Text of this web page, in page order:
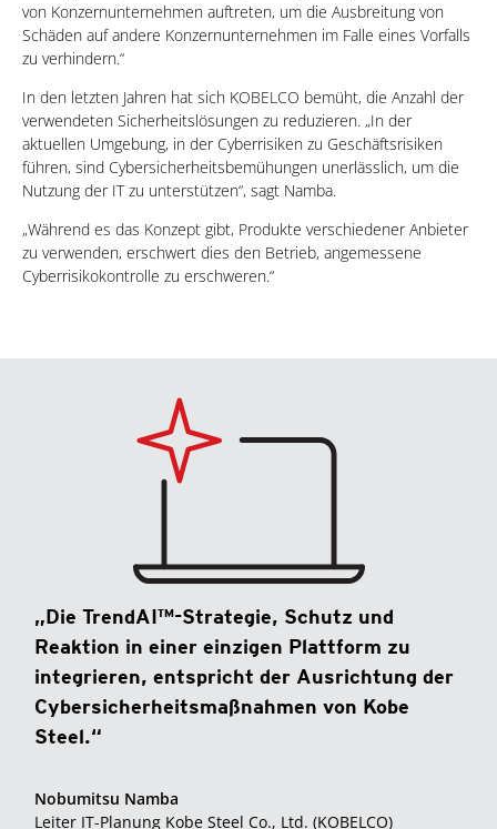
von Konzernunternehmen auftreten, um die Ausbreitung von
Schäden auf andere Konzernunternehmen im Falle eines Vorfalls
zu verhindern.“
In den letzten Jahren hat sich KOBELCO bemüht, die Anzahl der
verwendeten Sicherheitslösungen zu reduzieren. „In der
aktuellen Umgebung, in der Cyberrisiken zu Geschäftsrisiken
führen, sind Cybersicherheitsbemühungen unerlässlich, um die
Nutzung der IT zu unterstützen“, sagt Namba.
„Während es das Konzept gibt, Produkte verschiedener Anbieter
zu verwenden, erschwert dies den Betrieb, angemessene
Cyberrisikokontrolle zu erschweren.“
„Die TrendAI™-Strategie, Schutz und
Reaktion in einer einzigen Plattform zu
integrieren, entspricht der Ausrichtung der
Cybersicherheitsmaßnahmen von Kobe
Steel.“
Nobumitsu Namba
Leiter IT-Planung Kobe Steel Co., Ltd. (KOBELCO)